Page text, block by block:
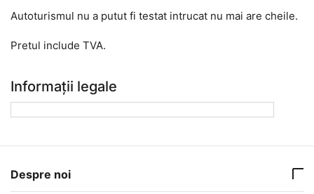
Autoturismul nu a putut fi testat intrucat nu mai are cheile.
Pretul include TVA.
Informații legale
Despre noi